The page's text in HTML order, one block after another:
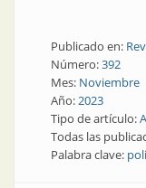
Publicado en:
Número:392
Mes: Noviembre
Año:2023
Tipo de artículo:
Todas las
Palabra clave: